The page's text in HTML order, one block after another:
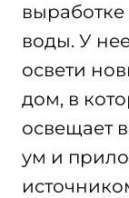
воды. У
освети
дом, в
освещает
ум и